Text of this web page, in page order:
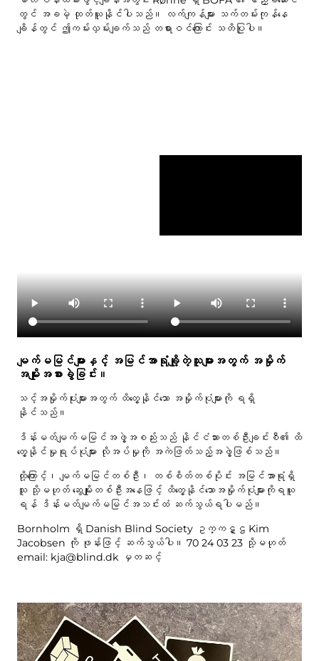
တွင် အခမဲ့ ထုတ်ယူနိုင်ပါသည်။ လက်ကျန်များ သက်တမ်းကုန်နေ
ချိန်တွင် ဤကမ်းလှမ်းချက်သည် တရားဝင်ကြောင်း သတိပြုပါ။
မျက်မမြင်များနှင့် အမြင်အာရုံချို့တဲ့သူများအတွက် အမှိုက်
အမျိုးအစားခွဲခြင်း။
သင့်အမှိုက်ပုံးများအတွက် ထိတွေ့နိုင်သော အမှိုက်ပုံများကို ရရှိ
နိုင်သည်။
ဒိန်းမတ်မျက်မမြင်အဖွဲ့အစည်းသည် နိုင်ငံသားတစ်ဦးချင်းစီ၏ ထိ
တွေ့နိုင်မှုရုပ်ပုံများ လိုအပ်မှုကို အကဲဖြတ်သည့်အဖွဲ့ဖြစ်သည်။
ထို့ကြောင့်၊ မျက်မမြင်တစ်ဦး၊ တစ်စိတ်တစ်ပိုင်း အမြင်အာရုံရှိ
သူ သို့မဟုတ် ဆွေမျိုးတစ်ဦးအနေဖြင့် ထိတွေ့နိုင်သောအမှိုက်ပုံများကိုရယူ
ရန် ဒိန်းမတ်မျက်မမြင်အသင်းထံ ဆက်သွယ်ရပါမည်။
Bornholm ရှိ Danish Blind Society ဥက္ကဋ္ဌ Kim
Jacobsen ကို ဖုန်းဖြင့် ဆက်သွယ်ပါ။ 70 24 03 23 သို့မဟုတ်
email: kja@blind.dk မှတဆင့်